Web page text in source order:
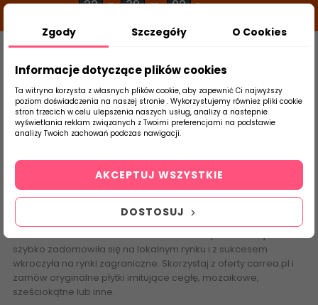
22 g 39 m 01 s
Szukaj
produktu
Strona Główna Płytki Łazienkowe
Equipe
Miłośników płytek małoformatowych, podłogowych i ściennych,
zachęcamy do zapoznania się z bogatą ofertą jednego z
liderów hiszpańskiej branży ceramicznej, firmy Equipe
szybko zadomowiła się na lokalnym rynku i z sukcesem
wkroczyła na rynki zagraniczne. Skorzystaj z oferty carrea.pl i
zamów oryginalne płytki imitujące cegłę, mozaikowe,
sześciokątne lub inne.
Zgody Szczegóły O Cookies
Informacje dotyczące plików cookies
Ta witryna korzysta z własnych plików cookie, aby zapewnić Ci najwyższy
poziom doświadczenia na naszej stronie . Wykorzystujemy również pliki cookie
stron trzecich w celu ulepszenia naszych usług, analizy a nastepnie
wyświetlania reklam związanych z Twoimi preferencjami na podstawie
analizy Twoich zachowań podczas nawigacji.
DOSTOSUJ
AKCEPTUJ WSZYSTKIE